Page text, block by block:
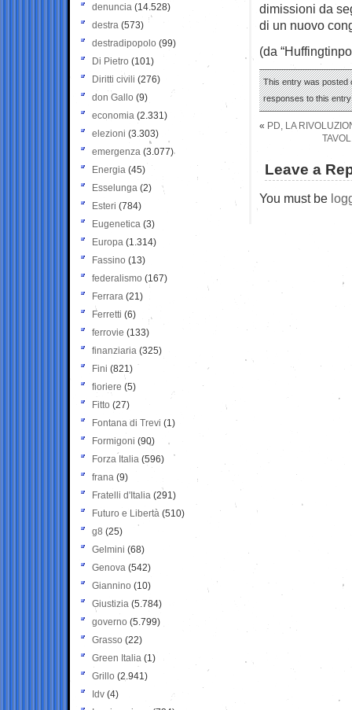
dimissioni da
di un nuovo
(da
This entry was posted
responses to this
« PD, LA
Leave a
You must be
denuncia (14.528)
destra (573)
destradipopolo (99)
Di Pietro (101)
Diritti civili (276)
don Gallo (9)
economia (2.331)
elezioni (3.303)
emergenza (3.077)
Energia (45)
Esselunga (2)
Esteri (784)
Eugenetica (3)
Europa (1.314)
Fassino (13)
federalismo (167)
Ferrara (21)
Ferretti (6)
ferrovie (133)
finanziaria (325)
Fini (821)
fioriere (5)
Fitto (27)
Fontana di Trevi (1)
Formigoni (90)
Forza Italia (596)
frana (9)
Fratelli d'Italia (291)
Futuro e Libertà (510)
g8 (25)
Gelmini (68)
Genova (542)
Giannino (10)
Giustizia (5.784)
governo (5.799)
Grasso (22)
Green Italia (1)
Grillo (2.941)
Idv (4)